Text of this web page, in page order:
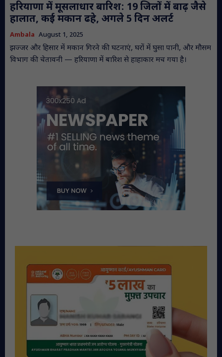
हरियाणा में मूसलाधार बारिश: 19 जिलों में बाढ़ जैसे
हालात, कई मकान ढहे, अगले 5 दिन अलर्ट
Ambala August 1, 2025
झज्जर और हिसार में मकान गिरने की घटनाएं, घरों में घुसा पानी, और मौसम
विभाग की चेतावनी — हरियाणा में बारिश से हाहाकार मच गया है।